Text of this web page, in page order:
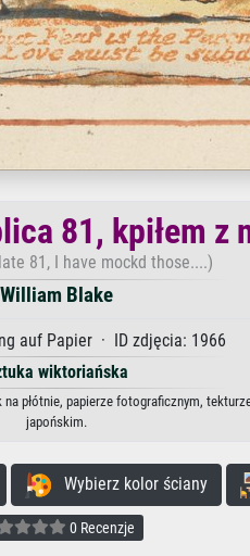
81, kpiłem z
81, I have mockd those....)
William Blake
auf Papier · ID zdjęcia: 1966
wiktoriańska
płótnie, papierze fotograficznym,
japońskim.
Wybierz kolor ściany
0 Recenzje